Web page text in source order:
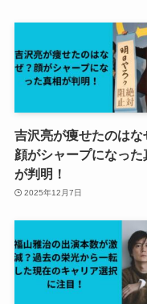
吉沢亮が痩せたのはな
顔がシャープになった
が判明！
2025年12月7日